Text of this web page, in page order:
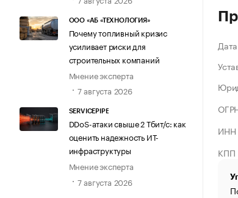
ООО «АБ «ТЕХНОЛОГИЯ»
Почему топливный кризис
усиливает риски для
строительных компаний
Мнение эксперта
7 августа 2026
SERVICEPIPE
DDoS-атаки свыше 2 Тбит/с: как
оценить надежность ИТ-
инфраструктуры
Мнение эксперта
7 августа 2026
ИНН
КПП